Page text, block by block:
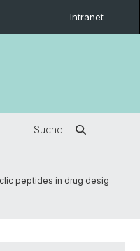
Intranet
Suche
peptides in drug desig